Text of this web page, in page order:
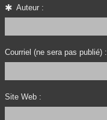
Auteur :
Courriel (ne sera pas publié) :
Site Web :